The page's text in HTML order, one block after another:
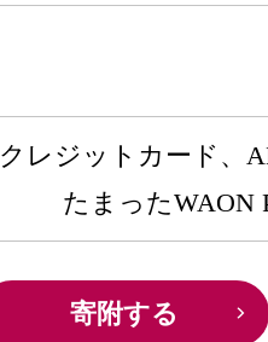
クレジットカード、
たまったWAON
寄附する